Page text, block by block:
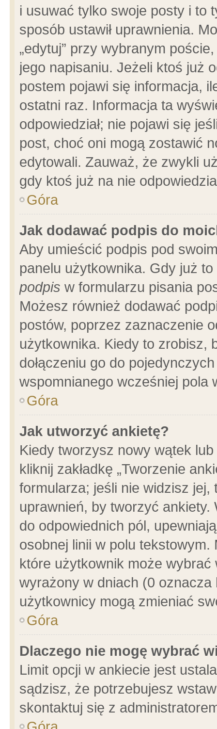
i usuwać tylko swoje posty i to
sposób ustawił uprawnienia.
„edytuj” przy wybranym
jego napisaniu. Jeżeli ktoś już
postem pojawi się informacja,
ostatni raz. Informacja ta
odpowiedział; nie pojawi się
post, choć oni mogą zostawić
edytowali. Zauważ, że zwykli
gdy ktoś już na nie
Góra
Jak dodawać podpis do
Aby umieścić podpis pod
panelu użytkownika. Gdy już
podpis w formularzu pisania
Możesz również dodawać
postów, poprzez zaznaczenie
użytkownika. Kiedy to zrobisz,
dołączeniu go do
wspomnianego wcześniej pola
Góra
Jak utworzyć ankietę?
Kiedy tworzysz nowy wątek
kliknij zakładkę „Tworzenie
formularza; jeśli nie widzisz
uprawnień, by tworzyć ankiety.
do odpowiednich pól,
osobnej linii w polu
które użytkownik może
wyrażony w dniach (0
użytkownicy mogą zmieniać
Góra
Dlaczego nie mogę wybrać
Limit opcji w ankiecie jest
sądzisz, że potrzebujesz
skontaktuj się z